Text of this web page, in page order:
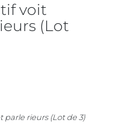
voit
(Lot
rieurs (Lot de 3)